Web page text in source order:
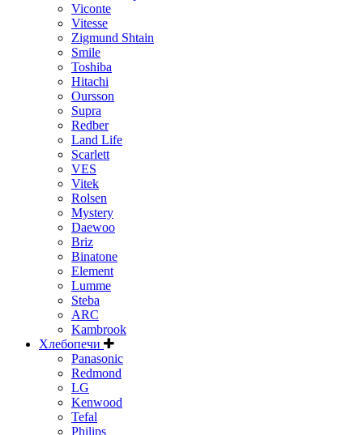
Viconte
Vitesse
Zigmund Shtain
Smile
Toshiba
Hitachi
Oursson
Supra
Redber
Land Life
Scarlett
VES
Vitek
Rolsen
Mystery
Daewoo
Briz
Binatone
Element
Lumme
Steba
ARC
Kambrook
Хлебопечи
Panasonic
Redmond
LG
Kenwood
Tefal
Philips